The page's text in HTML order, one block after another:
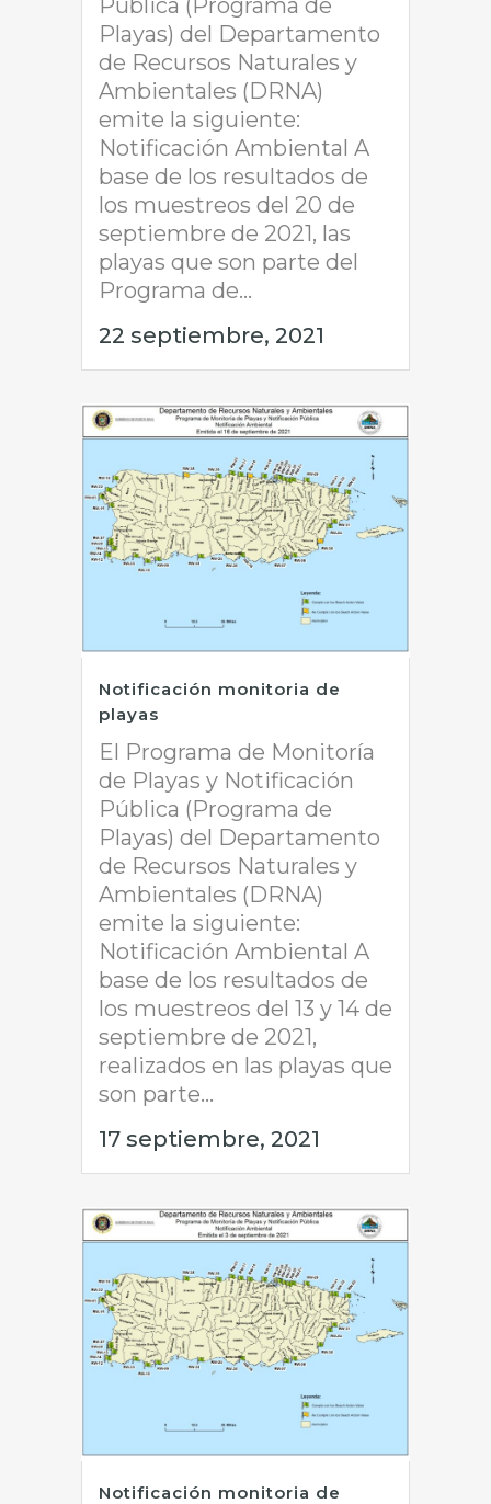
Playas) del Departamento
de Recursos Naturales y
Ambientales (DRNA)
emite la siguiente:
Notificación Ambiental A
base de los resultados de
los muestreos del 20 de
septiembre de 2021, las
playas que son parte del
Programa de...
22 septiembre, 2021
Notificación monitoria de
playas
El Programa de Monitoría
de Playas y Notificación
Pública (Programa de
Playas) del Departamento
de Recursos Naturales y
Ambientales (DRNA)
emite la siguiente:
Notificación Ambiental A
base de los resultados de
los muestreos del 13 y 14 de
septiembre de 2021,
realizados en las playas que
son parte...
17 septiembre, 2021
Notificación monitoria de